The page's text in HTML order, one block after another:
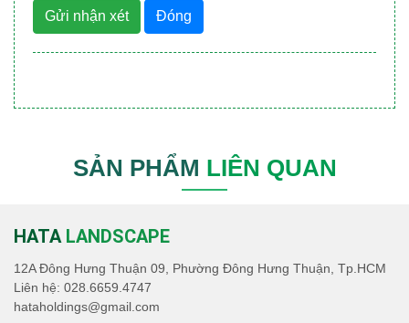
Gửi nhận xét Đóng
SẢN PHẨM LIÊN QUAN
HATA LANDSCAPE
12A Đông Hưng Thuận 09, Phường Đông Hưng Thuận, Tp.HCM
Liên hệ: 028.6659.4747
hataholdings@gmail.com